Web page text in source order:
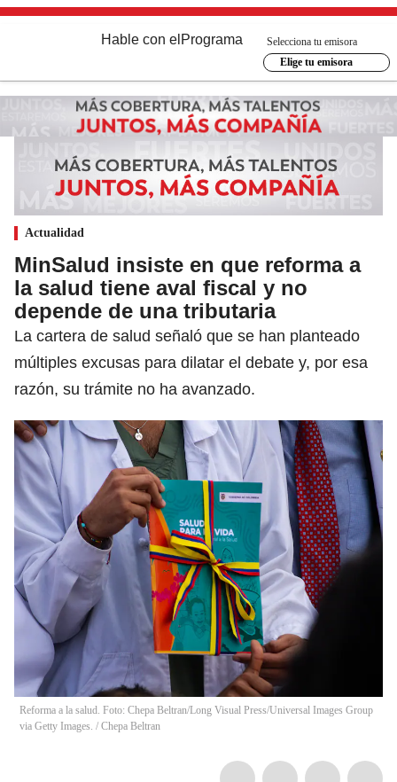
Hable con el Programa
Selecciona tu emisora
Elige tu emisora
Actualidad
MinSalud insiste en que reforma a
la salud tiene aval fiscal y no
depende de una tributaria
La cartera de salud señaló que se han planteado
múltiples excusas para dilatar el debate y, por esa
razón, su trámite no ha avanzado.
Reforma a la salud. Foto: Chepa Beltran/Long Visual Press/Universal Images Group
via Getty Images. / Chepa Beltran